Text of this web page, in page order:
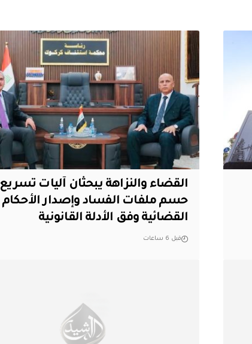
القضاء والنزاهة يبحثان آليات تسريع
حسم ملفات الفساد وإصدار الأحكام
القضائية وفق الأدلة القانونية
قبل 6 ساعات